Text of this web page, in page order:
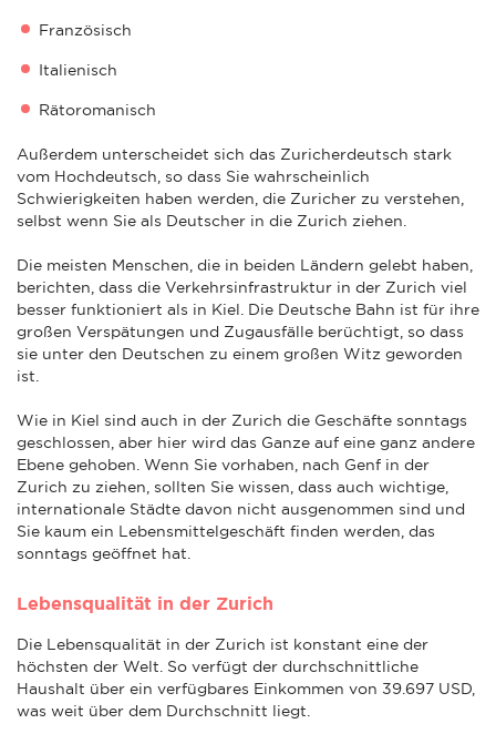
Französisch
Italienisch
Rätoromanisch
Außerdem unterscheidet sich das Zuricherdeutsch stark
vom Hochdeutsch, so dass Sie wahrscheinlich
Schwierigkeiten haben werden, die Zuricher zu verstehen,
selbst wenn Sie als Deutscher in die Zurich ziehen.
Die meisten Menschen, die in beiden Ländern gelebt haben,
berichten, dass die Verkehrsinfrastruktur in der Zurich viel
besser funktioniert als in Kiel. Die Deutsche Bahn ist für ihre
großen Verspätungen und Zugausfälle berüchtigt, so dass
sie unter den Deutschen zu einem großen Witz geworden
ist.
Wie in Kiel sind auch in der Zurich die Geschäfte sonntags
geschlossen, aber hier wird das Ganze auf eine ganz andere
Ebene gehoben. Wenn Sie vorhaben, nach Genf in der
Zurich zu ziehen, sollten Sie wissen, dass auch wichtige,
internationale Städte davon nicht ausgenommen sind und
Sie kaum ein Lebensmittelgeschäft finden werden, das
sonntags geöffnet hat.
Lebensqualität in der Zurich
Die Lebensqualität in der Zurich ist konstant eine der
höchsten der Welt. So verfügt der durchschnittliche
Haushalt über ein verfügbares Einkommen von 39.697 USD,
was weit über dem Durchschnitt liegt.